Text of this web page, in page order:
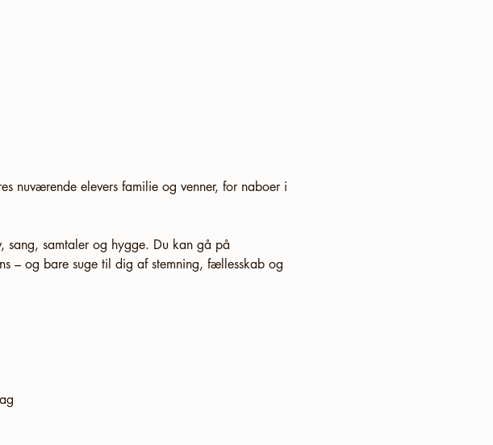
nuværende elevers familie og venner, for naboer i
sang, samtaler og hygge. Du kan gå på
– og bare suge til dig af stemning, fællesskab og